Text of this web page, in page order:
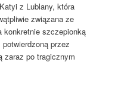
z Lublany, która
związana ze
konkretnie szczepionką
przez
zaraz po tragicznym